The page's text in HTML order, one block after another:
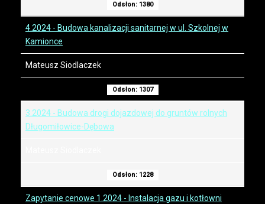
Odsłon: 1380
4.2024 - Budowa kanalizacji sanitarnej w ul. Szkolnej w
Kamionce
Mateusz Siodlaczek
Odsłon: 1307
3.2024 - Budowa drogi dojazdowej do gruntów rolnych
Długomiłowice-Dębowa
Odsłon: 1228
Zapytanie cenowe 1.2024 - Instalacja gazu i kotłowni